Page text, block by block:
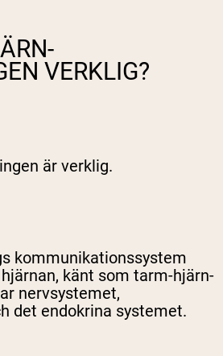
VERKLIG?
är verklig.
kommunikationssystem
känt som tarm-hjärn-
nervsystemet,
det endokrina systemet.